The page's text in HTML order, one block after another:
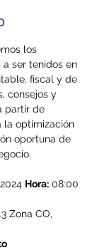
los
ser tenidos en
fiscal y de
consejos y
partir de
la optimización
oportuna de
Hora: 08:00
Zona CO,